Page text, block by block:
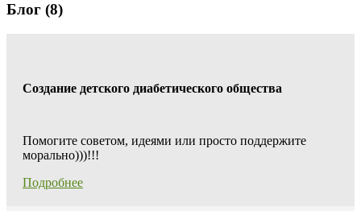
Блог (8)
Создание детского диабетического общества
Помогите советом, идеями или просто поддержите
морально)))!!!
Подробнее